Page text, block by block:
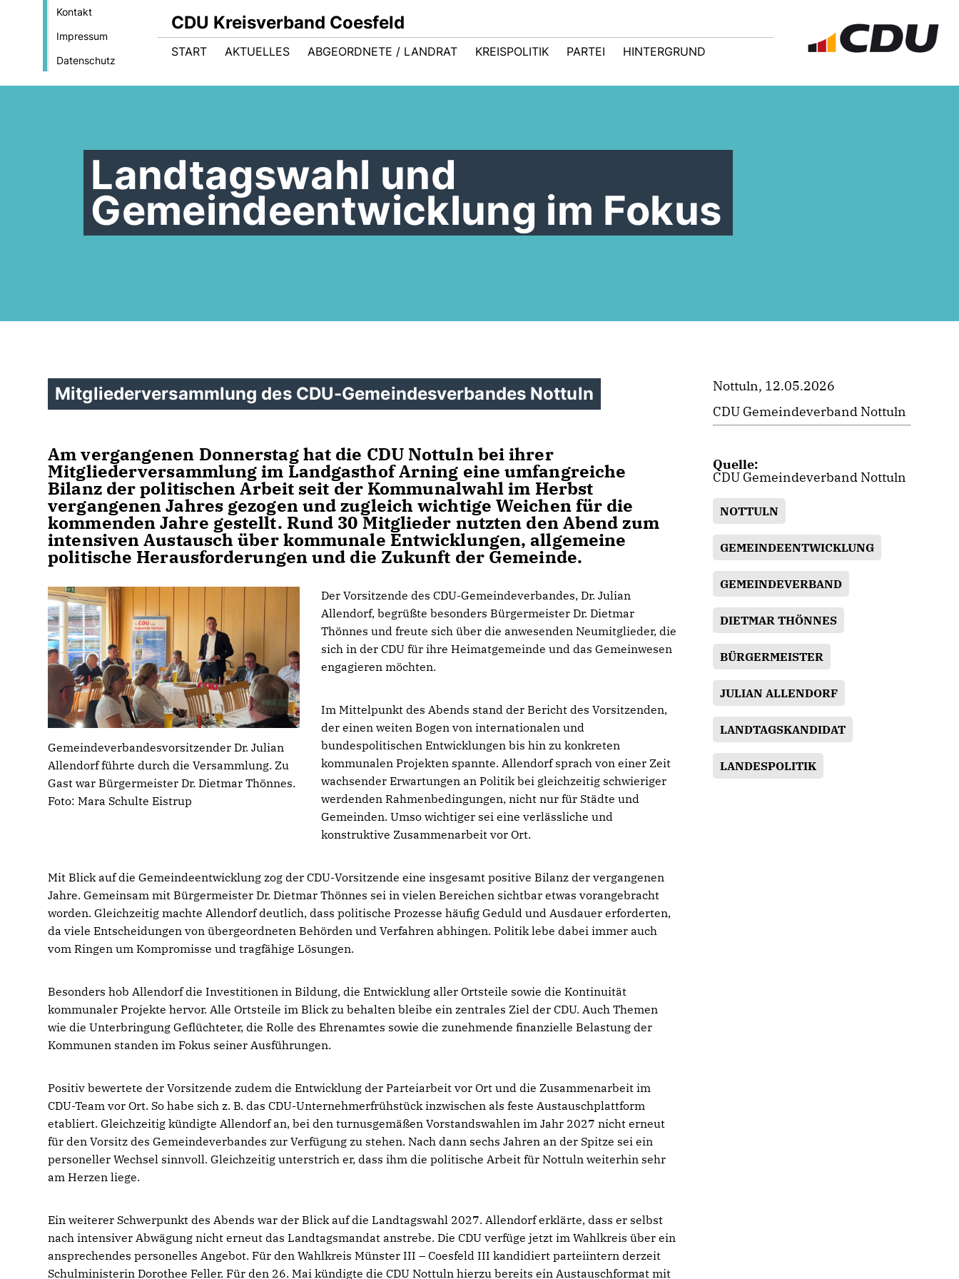
Kontakt
Impressum
Datenschutz
CDU Kreisverband Coesfeld
START AKTUELLES ABGEORDNETE / LANDRAT KREISPOLITIK PARTEI HINTERGRUND
Landtagswahl und
Gemeindeentwicklung im Fokus
Mitgliederversammlung des CDU-Gemeindesverbandes Nottuln
Am vergangenen Donnerstag hat die CDU Nottuln bei ihrer
Mitgliederversammlung im Landgasthof Arning eine umfangreiche
Bilanz der politischen Arbeit seit der Kommunalwahl im Herbst
vergangenen Jahres gezogen und zugleich wichtige Weichen für die
kommenden Jahre gestellt. Rund 30 Mitglieder nutzten den Abend zum
intensiven Austausch über kommunale Entwicklungen, allgemeine
politische Herausforderungen und die Zukunft der Gemeinde.
Gemeindeverbandesvorsitzender Dr. Julian
Allendorf führte durch die Versammlung. Zu
Gast war Bürgermeister Dr. Dietmar Thönnes.
Foto: Mara Schulte Eistrup
Der Vorsitzende des CDU-Gemeindeverbandes, Dr. Julian
Allendorf, begrüßte besonders Bürgermeister Dr. Dietmar
Thönnes und freute sich über die anwesenden Neumitglieder, die
sich in der CDU für ihre Heimatgemeinde und das Gemeinwesen
engagieren möchten.
Im Mittelpunkt des Abends stand der Bericht des Vorsitzenden,
der einen weiten Bogen von internationalen und
bundespolitischen Entwicklungen bis hin zu konkreten
kommunalen Projekten spannte. Allendorf sprach von einer Zeit
wachsender Erwartungen an Politik bei gleichzeitig schwieriger
werdenden Rahmenbedingungen, nicht nur für Städte und
Gemeinden. Umso wichtiger sei eine verlässliche und
konstruktive Zusammenarbeit vor Ort.
Mit Blick auf die Gemeindeentwicklung zog der CDU-Vorsitzende eine insgesamt positive Bilanz der vergangenen
Jahre. Gemeinsam mit Bürgermeister Dr. Dietmar Thönnes sei in vielen Bereichen sichtbar etwas vorangebracht
worden. Gleichzeitig machte Allendorf deutlich, dass politische Prozesse häufig Geduld und Ausdauer erforderten,
da viele Entscheidungen von übergeordneten Behörden und Verfahren abhingen. Politik lebe dabei immer auch
vom Ringen um Kompromisse und tragfähige Lösungen.
Besonders hob Allendorf die Investitionen in Bildung, die Entwicklung aller Ortsteile sowie die Kontinuität
kommunaler Projekte hervor. Alle Ortsteile im Blick zu behalten bleibe ein zentrales Ziel der CDU. Auch Themen
wie die Unterbringung Geflüchteter, die Rolle des Ehrenamtes sowie die zunehmende finanzielle Belastung der
Kommunen standen im Fokus seiner Ausführungen.
Positiv bewertete der Vorsitzende zudem die Entwicklung der Parteiarbeit vor Ort und die Zusammenarbeit im
CDU-Team vor Ort. So habe sich z. B. das CDU-Unternehmerfrühstück inzwischen als feste Austauschplattform
etabliert. Gleichzeitig kündigte Allendorf an, bei den turnusgemäßen Vorstandswahlen im Jahr 2027 nicht erneut
für den Vorsitz des Gemeindeverbandes zur Verfügung zu stehen. Nach dann sechs Jahren an der Spitze sei ein
personeller Wechsel sinnvoll. Gleichzeitig unterstrich er, dass ihm die politische Arbeit für Nottuln weiterhin sehr
am Herzen liege.
Ein weiterer Schwerpunkt des Abends war der Blick auf die Landtagswahl 2027. Allendorf erklärte, dass er selbst
nach intensiver Abwägung nicht erneut das Landtagsmandat anstrebe. Die CDU verfüge jetzt im Wahlkreis über ein
ansprechendes personelles Angebot. Für den Wahlkreis Münster III – Coesfeld III kandidiert parteiintern derzeit
Schulministerin Dorothee Feller. Für den 26. Mai kündigte die CDU Nottuln hierzu bereits ein Austauschformat mit
Nottuln, 12.05.2026
CDU Gemeindeverband Nottuln
Quelle:
CDU Gemeindeverband Nottuln
NOTTULN
GEMEINDEENTWICKLUNG
GEMEINDEVERBAND
DIETMAR THÖNNES
BÜRGERMEISTER
JULIAN ALLENDORF
LANDTAGSKANDIDAT
LANDESPOLITIK